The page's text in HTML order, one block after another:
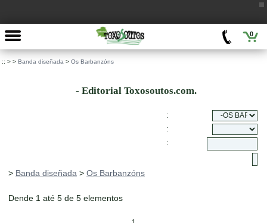
0
:: > > Banda diseñada > Os Barbanzóns
- Editorial Toxosoutos.com.
:
:
:
> Banda diseñada > Os Barbanzóns
Dende 1 até 5 de 5 elementos